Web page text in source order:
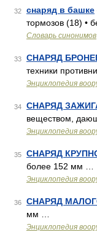
32 снаряд в башке
тормозов (18) •
Словарь синонимов
33 СНАРЯД
техники
Энциклопедия
34 СНАРЯД
веществом,
Энциклопедия
35 СНАРЯД
более 152 мм …
Энциклопедия
36 СНАРЯД
мм …
Энциклопедия